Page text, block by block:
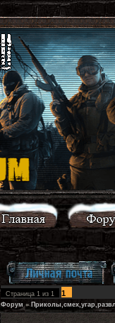
Страница 1 из 1 1
Форум »